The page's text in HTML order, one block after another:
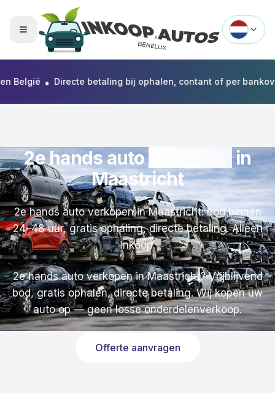
Menu openen
• Directe betaling bij ophalen, contant of per
2e hands autoverkopen in
Maastricht
2e hands auto verkopen in Maastricht: bod binnen
24–48 uur, gratis ophaling, directe betaling. Alleen
inkoop.
2e hands auto verkopen in Maastricht? Vrijblijvend
bod, gratis ophalen, directe betaling. Wij kopen uw
auto op — geen losse onderdelenverkoop.
Offerte aanvragen